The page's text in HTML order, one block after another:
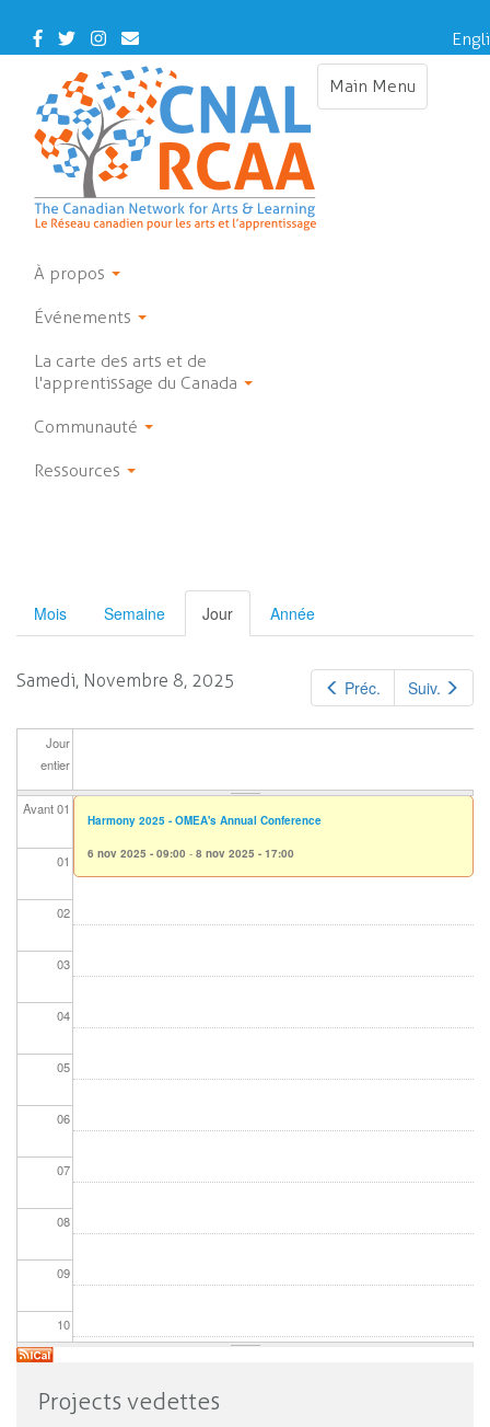
main
Facebook
TwitterInstagram
Contact
Us
Main Menu
Toggle
À propos
Événements
La carte des arts et de
l'apprentissage du Canada
Communauté
Ressources
Primary
tabs
Mois Semaine Jour (active
tab)
Année
Préc. Suiv.
Samedi, Novembre 8, 2025
Jour
entier
Avant 01
01
02
03
04
05
06
07
08
09
10
Harmony 2025 - OMEA's Annual Conference
6 nov 2025 - 09:00 - 8 nov 2025 - 17:00
Projects vedettes